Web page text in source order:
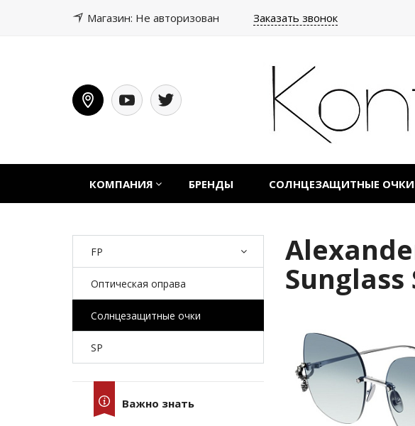
Магазин: Не авторизован Заказать звонок
КОМПАНИЯ БРЕНДЫ СОЛНЦЕЗАЩИТНЫЕ ОЧКИ
Sunglass
FP
Оптическая оправа
Солнцезащитные очки
SP
Важно знать